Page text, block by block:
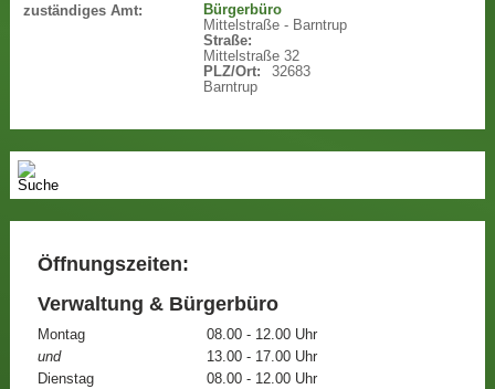
zuständiges Amt:
Bürgerbüro
Mittelstraße - Barntrup
Straße:
Mittelstraße 32
PLZ/Ort:
32683
Barntrup
Öffnungszeiten:
Verwaltung & Bürgerbüro
Montag
08.00 - 12.00 Uhr
und
13.00 - 17.00 Uhr
Dienstag
08.00 - 12.00 Uhr